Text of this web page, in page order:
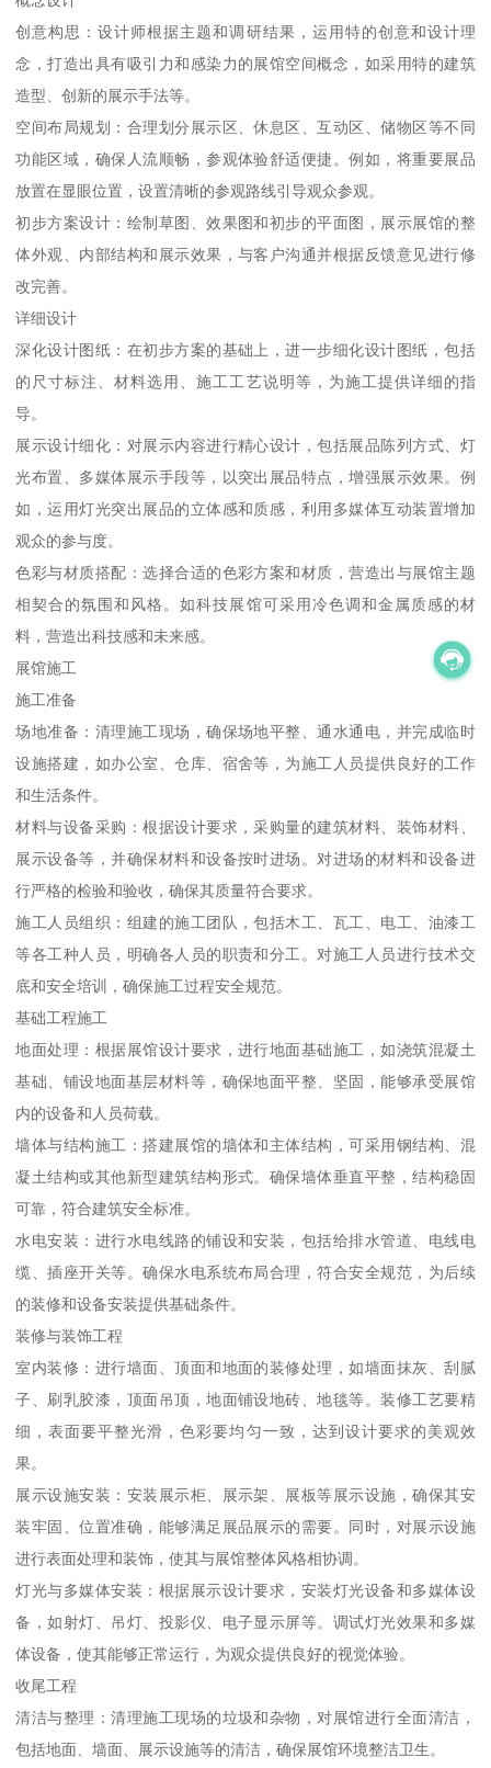
创意构思：设计师根据主题和调研结果，运用特的创意和设计理
念，打造出具有吸引力和感染力的展馆空间概念，如采用特的建筑
造型、创新的展示手法等。
空间布局规划：合理划分展示区、休息区、互动区、储物区等不同
功能区域，确保人流顺畅，参观体验舒适便捷。例如，将重要展品
放置在显眼位置，设置清晰的参观路线引导观众参观。
初步方案设计：绘制草图、效果图和初步的平面图，展示展馆的整
体外观、内部结构和展示效果，与客户沟通并根据反馈意见进行修
改完善。
详细设计
深化设计图纸：在初步方案的基础上，进一步细化设计图纸，包括
的尺寸标注、材料选用、施工工艺说明等，为施工提供详细的指
导。
展示设计细化：对展示内容进行精心设计，包括展品陈列方式、灯
光布置、多媒体展示手段等，以突出展品特点，增强展示效果。例
如，运用灯光突出展品的立体感和质感，利用多媒体互动装置增加
观众的参与度。
色彩与材质搭配：选择合适的色彩方案和材质，营造出与展馆主题
相契合的氛围和风格。如科技展馆可采用冷色调和金属质感的材
料，营造出科技感和未来感。
展馆施工
施工准备
场地准备：清理施工现场，确保场地平整、通水通电，并完成临时
设施搭建，如办公室、仓库、宿舍等，为施工人员提供良好的工作
和生活条件。
材料与设备采购：根据设计要求，采购量的建筑材料、装饰材料、
展示设备等，并确保材料和设备按时进场。对进场的材料和设备进
行严格的检验和验收，确保其质量符合要求。
施工人员组织：组建的施工团队，包括木工、瓦工、电工、油漆工
等各工种人员，明确各人员的职责和分工。对施工人员进行技术交
底和安全培训，确保施工过程安全规范。
基础工程施工
地面处理：根据展馆设计要求，进行地面基础施工，如浇筑混凝土
基础、铺设地面基层材料等，确保地面平整、坚固，能够承受展馆
内的设备和人员荷载。
墙体与结构施工：搭建展馆的墙体和主体结构，可采用钢结构、混
凝土结构或其他新型建筑结构形式。确保墙体垂直平整，结构稳固
可靠，符合建筑安全标准。
水电安装：进行水电线路的铺设和安装，包括给排水管道、电线电
缆、插座开关等。确保水电系统布局合理，符合安全规范，为后续
的装修和设备安装提供基础条件。
装修与装饰工程
室内装修：进行墙面、顶面和地面的装修处理，如墙面抹灰、刮腻
子、刷乳胶漆，顶面吊顶，地面铺设地砖、地毯等。装修工艺要精
细，表面要平整光滑，色彩要均匀一致，达到设计要求的美观效
果。
展示设施安装：安装展示柜、展示架、展板等展示设施，确保其安
装牢固、位置准确，能够满足展品展示的需要。同时，对展示设施
进行表面处理和装饰，使其与展馆整体风格相协调。
灯光与多媒体安装：根据展示设计要求，安装灯光设备和多媒体设
备，如射灯、吊灯、投影仪、电子显示屏等。调试灯光效果和多媒
体设备，使其能够正常运行，为观众提供良好的视觉体验。
收尾工程
清洁与整理：清理施工现场的垃圾和杂物，对展馆进行全面清洁，
包括地面、墙面、展示设施等的清洁，确保展馆环境整洁卫生。